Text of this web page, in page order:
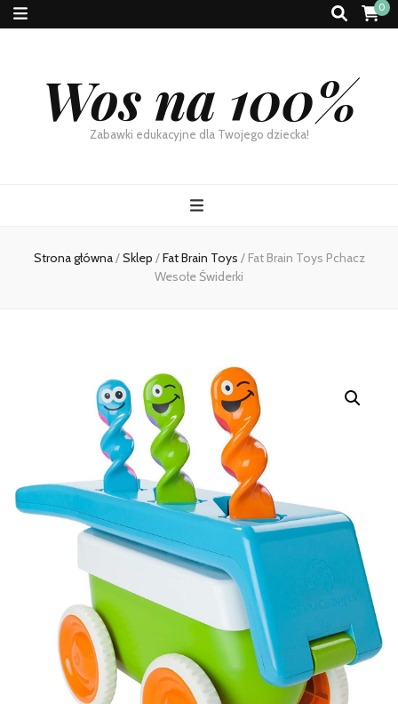
0
Wos na 100%
Zabawki edukacyjne dla Twojego dziecka!
Strona główna/Sklep /Fat Brain Toys / Fat Brain Toys Pchacz
Wesołe Świderki